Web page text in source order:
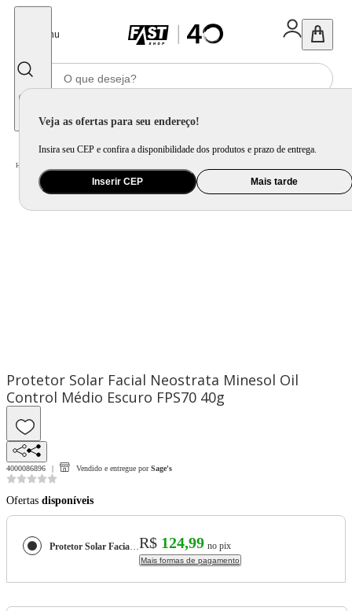
Menu
Veja as ofertas para seu endereço!
Insira seu CEP e confira a disponibilidade dos produtos e prazo de entrega.
Inserir CEP Mais tarde
Home
Protetor Solar Facial Neostrata Minesol Oil
Control Médio Escuro FPS70 40g
4000086896 Vendido e entregue por Sage's
Ofertas disponíveis
Protetor Solar Facial Neostrata Minesol Oil Control Médio Escuro FPS70 40gR$ 124,99 no pix
Mais formas de pagamento